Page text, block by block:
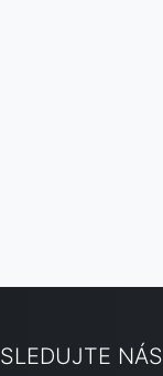
SLEDUJTE NÁS